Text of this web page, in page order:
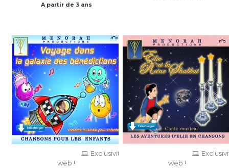
A partir de 3 ans
Exclusivité
web !
web !